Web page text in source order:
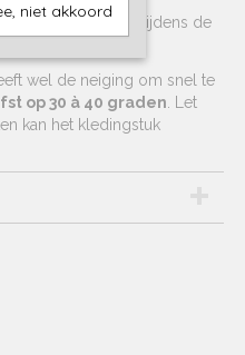
worden tijdens de
wel de neiging om snel te
op 30 à 40 graden . Let
kan het kledingstuk
niet akkoord